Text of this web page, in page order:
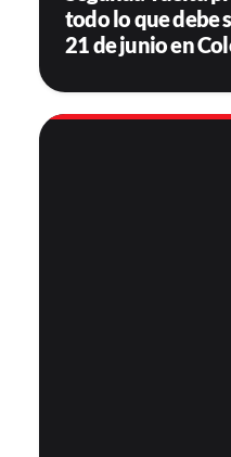
todo lo que debe
21 de junio en